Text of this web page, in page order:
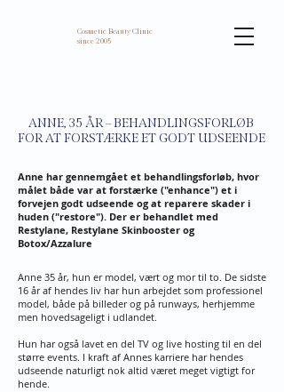
Cosmetic Beauty Clinic
since 2005
ANNE, 35 ÅR – BEHANDLINGSFORLØB
FOR AT FORSTÆRKE ET GODT UDSEENDE
Anne har gennemgået et behandlingsforløb, hvor
målet både var at forstærke ("enhance") et i
forvejen godt udseende og at reparere skader i
huden ("restore"). Der er behandlet med
Restylane, Restylane Skinbooster og
Botox/Azzalure
Anne 35 år, hun er model, vært og mor til to. De sidste
16 år af hendes liv har hun arbejdet som professionel
model, både på billeder og på runways, herhjemme
men hovedsageligt i udlandet.
Hun har også lavet en del TV og live hosting til en del
større events. I kraft af Annes karriere har hendes
udseende naturligt nok altid været meget vigtigt for
hende.